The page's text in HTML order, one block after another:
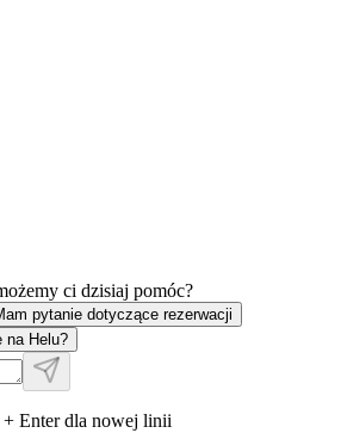
ci dzisiaj pomóc?
pytanie dotyczące rezerwacji
na Helu?
+ Enter dla nowej linii